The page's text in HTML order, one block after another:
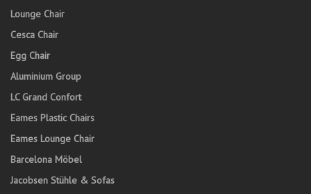
Lounge Chair
Cesca Chair
Egg Chair
Aluminium Group
LC Grand Confort
Eames Plastic Chairs
Eames Lounge Chair
Barcelona Möbel
Jacobsen Stühle & Sofas